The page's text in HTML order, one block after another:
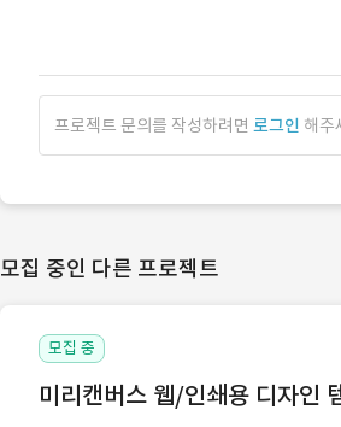
프로젝트 문의를 작성하려면 로그인 해주
모집 중인 다른 프로젝트
모집 중
미리캔버스 웹/인쇄용 디자인